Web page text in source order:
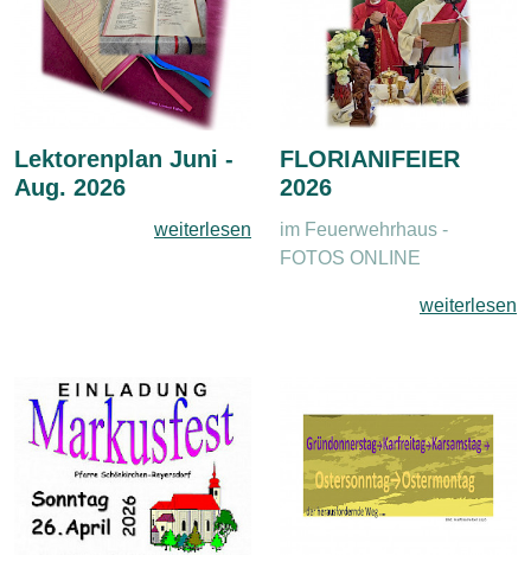
Lektorenplan Juni -
Aug. 2026
weiterlesen
FLORIANIFEIER
2026
im Feuerwehrhaus -
FOTOS ONLINE
weiterlesen